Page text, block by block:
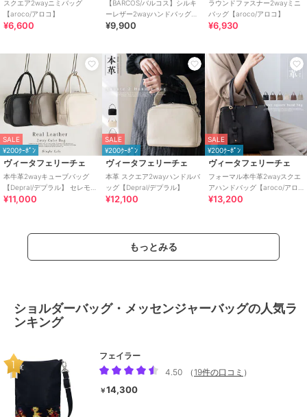
スクエア2wayニミバッグ
【aroco/アロコ】
¥6,600
【BARCOS/バルコス】シルキ
ーレザー2wayハンドバッグ＜
ヴェルーチェ＞
¥9,900
ラウンドファスナー2wayミニ
バッグ【aroco/アロコ】
¥6,930
SALE
¥200ｸｰﾎﾟﾝ
ヴィータフェリーチェ
本牛革2wayキューブバッグ
【Depral/デプラル】 セレモニ
ー向け
¥11,000
SALE
¥200ｸｰﾎﾟﾝ
ヴィータフェリーチェ
本革 スクエア2wayハンドルバ
ッグ【Depral/デプラル】
¥12,100
SALE
¥200ｸｰﾎﾟﾝ
ヴィータフェリーチェ
フォーマル本牛革2wayスクエ
アハンドバッグ【aroco/アロ
コ】セレモニー向け
¥13,200
もっとみる
ショルダーバッグ・メッセンジャーバッグの人気ラ
ンキング
フェイラー
4.50
（ 19件の口コミ ）
￥14,300